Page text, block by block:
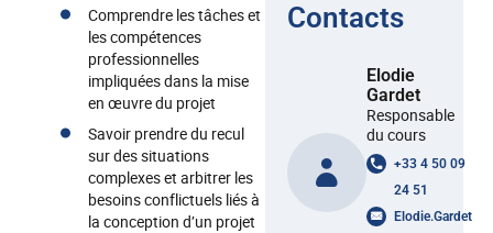
Comprendre les tâches et
les compétences
professionnelles
impliquées dans la mise
en œuvre du projet
Savoir prendre du recul
sur des situations
complexes et arbitrer les
besoins conflictuels liés à
la conception d’un projet
Contacts
Elodie
Gardet
Responsable
du cours
+33 4 50 09
24 51
Elodie.Gardet